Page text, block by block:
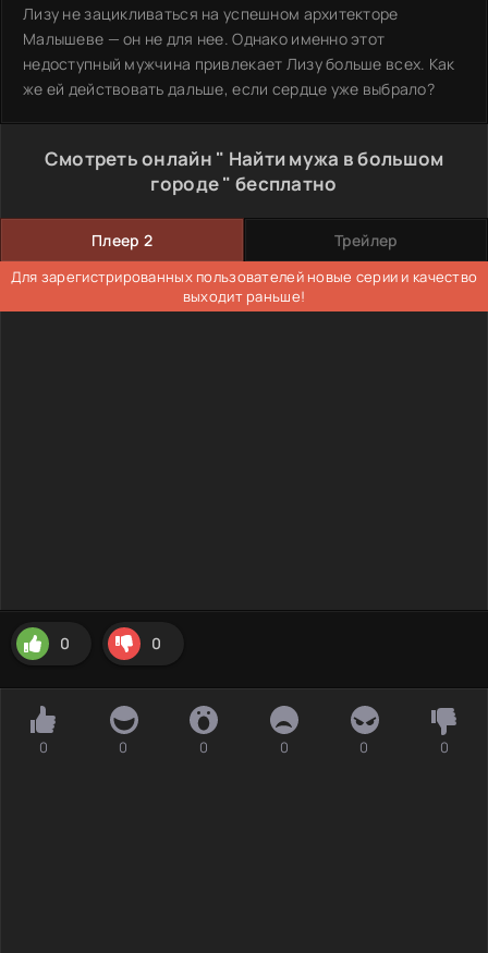
Лизу не зацикливаться на успешном архитекторе
Малышеве — он не для нее. Однако именно этот
недоступный мужчина привлекает Лизу больше всех. Как
же ей действовать дальше, если сердце уже выбрало?
Смотреть онлайн " Найти мужа в большом
городе " бесплатно
Плеер 2 Трейлер
Для зарегистрированных пользователей новые серии и качество
выходит раньше!
0 0
0 0 0 0 0 0